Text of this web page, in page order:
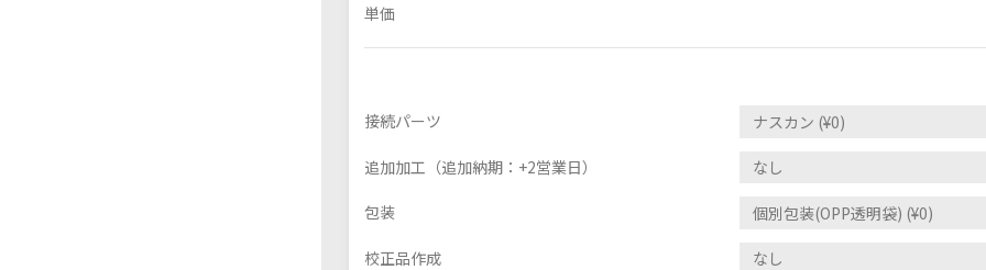
単価
接続パーツ
追加加工（追加納期：+2営業日）
包装
校正品作成